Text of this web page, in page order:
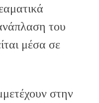
του
μέσα σε
στην